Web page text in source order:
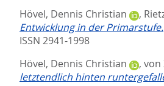
Hövel, Dennis Christian
,
Entwicklung in der Primarstufe.
ISSN 2941-1998
Hövel, Dennis Christian
, von
letztendlich hinten